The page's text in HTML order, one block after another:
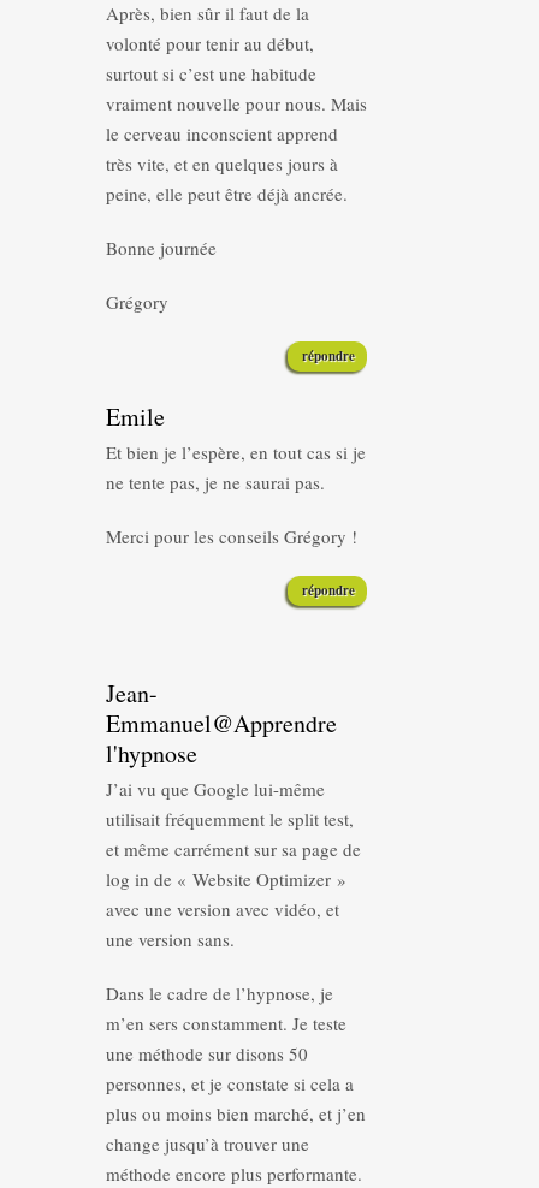
Après, bien sûr il faut de la
volonté pour tenir au début,
surtout si c’est une habitude
vraiment nouvelle pour nous. Mais
le cerveau inconscient apprend
très vite, et en quelques jours à
peine, elle peut être déjà ancrée.
Bonne journée
Grégory
répondre
Emile
Et bien je l’espère, en tout cas si je
ne tente pas, je ne saurai pas.
Merci pour les conseils Grégory !
répondre
Jean-
Emmanuel@Apprendre
l'hypnose
J’ai vu que Google lui-même
utilisait fréquemment le split test,
et même carrément sur sa page de
log in de « Website Optimizer »
avec une version avec vidéo, et
une version sans.
Dans le cadre de l’hypnose, je
m’en sers constamment. Je teste
une méthode sur disons 50
personnes, et je constate si cela a
plus ou moins bien marché, et j’en
change jusqu’à trouver une
méthode encore plus performante.